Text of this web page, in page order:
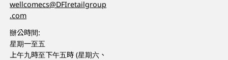
wellcomecs@DFIretailgroup
.com
辦公時間:
星期一至五
上午九時至下午五時 (星期六、